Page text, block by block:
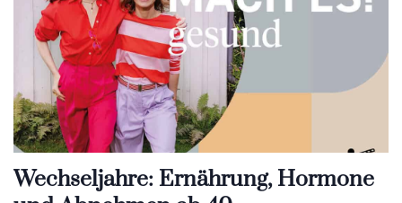
Wechseljahre: Ernährung, Hormone